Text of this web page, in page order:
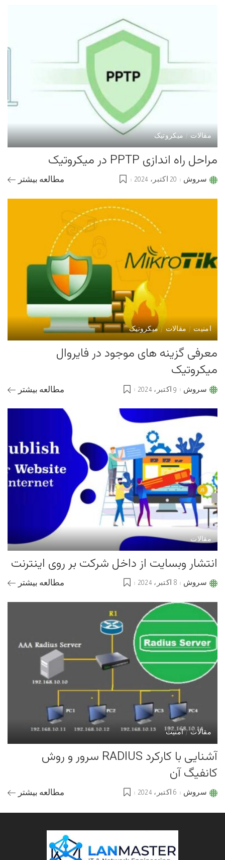
مقالات میکروتیک
مراحل راه اندازی PPTP در میکروتیک
Postedسروش 20 اکتبر، 2024 مطالعه بیشتر
امنیت مقالات میکروتیک
معرفی گزینه های موجود در فایروال
میکروتیک
Postedسروش 9 اکتبر، 2024 مطالعه بیشتر
مقالات
انتشار وبسایت از داخل شرکت بر روی اینترنت
Postedسروش 8 اکتبر، 2024 مطالعه بیشتر
مقالات امنیت
آشنایی با کارکرد RADIUS سرور و روش
کانفیگ آن
Postedسروش 6 اکتبر، 2024 مطالعه بیشتر